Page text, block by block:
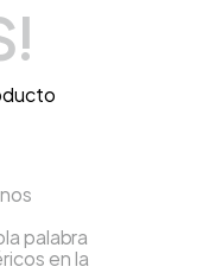
palabra
en la